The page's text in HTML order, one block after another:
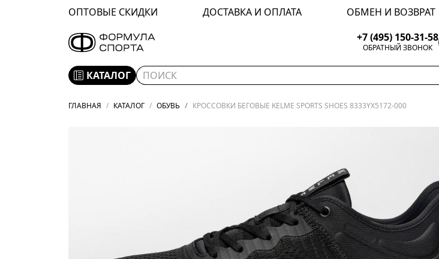
ОПТОВЫЕ СКИДКИ ДОСТАВКА И ОПЛАТА ОБМЕН И ВОЗВРАТ
+7 (495) 150-31-58
ОБРАТНЫЙ ЗВОНОК
КАТАЛОГ
ГЛАВНАЯ КАТАЛОГ ОБУВЬ КРОССОВКИ БЕГОВЫЕ KELME SPORTS SHOES 8333YX5172-000